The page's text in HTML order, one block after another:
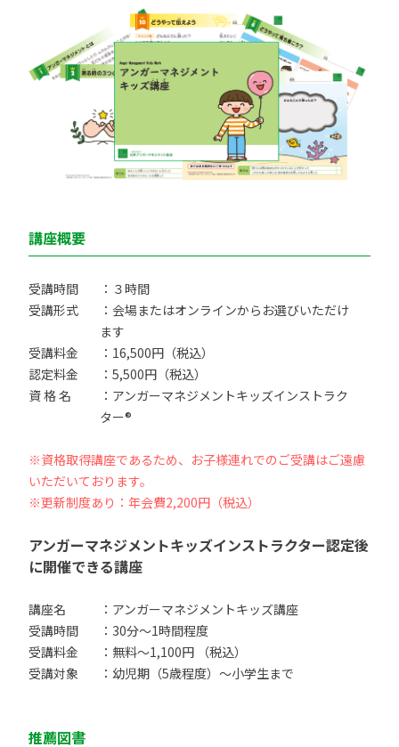
講座概要
受講時間
：３時間
受講形式
：会場またはオンラインからお選びいただけ
ます
受講料金
：16,500円（税込）
認定料金
：5,500円（税込）
資 格 名
：アンガーマネジメントキッズインストラク
ター®
※資格取得講座であるため、お子様連れでのご受講はご遠慮
いただいております。
※更新制度あり：年会費2,200円（税込）
アンガーマネジメントキッズインストラクター認定後
に開催できる講座
講座名
：アンガーマネジメントキッズ講座
受講時間
：30分〜1時間程度
受講料金
：無料〜1,100円 （税込）
受講対象
：幼児期（5歳程度）〜小学生まで
推薦図書